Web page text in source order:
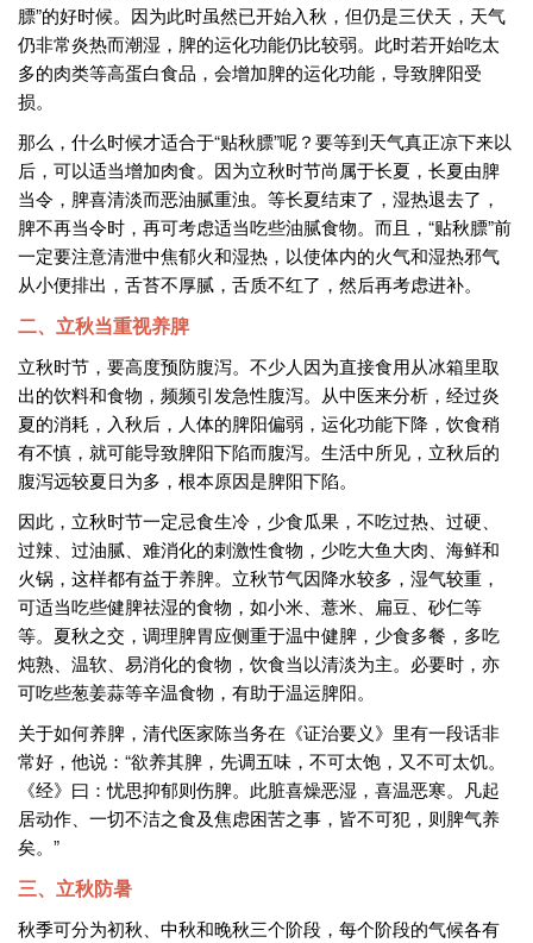
膘”的好时候。因为此时虽然已开始入秋，但仍是三伏天，天气
仍非常炎热而潮湿，脾的运化功能仍比较弱。此时若开始吃太
多的肉类等高蛋白食品，会增加脾的运化功能，导致脾阳受
损。
那么，什么时候才适合于“贴秋膘”呢？要等到天气真正凉下来以
后，可以适当增加肉食。因为立秋时节尚属于长夏，长夏由脾
当令，脾喜清淡而恶油腻重浊。等长夏结束了，湿热退去了，
脾不再当令时，再可考虑适当吃些油腻食物。而且，“贴秋膘”前
一定要注意清泄中焦郁火和湿热，以使体内的火气和湿热邪气
从小便排出，舌苔不厚腻，舌质不红了，然后再考虑进补。
二、立秋当重视养脾​
立秋时节，要高度预防腹泻。不少人因为直接食用从冰箱里取
出的饮料和食物，频频引发急性腹泻。从中医来分析，经过炎
夏的消耗，入秋后，人体的脾阳偏弱，运化功能下降，饮食稍
有不慎，就可能导致脾阳下陷而腹泻。生活中所见，立秋后的
腹泻远较夏日为多，根本原因是脾阳下陷。
因此，立秋时节一定忌食生冷，少食瓜果，不吃过热、过硬、
过辣、过油腻、难消化的刺激性食物，少吃大鱼大肉、海鲜和
火锅，这样都有益于养脾。立秋节气因降水较多，湿气较重，
可适当吃些健脾祛湿的食物，如小米、薏米、扁豆、砂仁等
等。夏秋之交，调理脾胃应侧重于温中健脾，少食多餐，多吃
炖熟、温软、易消化的食物，饮食当以清淡为主。必要时，亦
可吃些葱姜蒜等辛温食物，有助于温运脾阳。
关于如何养脾，清代医家陈当务在《证治要义》里有一段话非
常好，他说：“欲养其脾，先调五味，不可太饱，又不可太饥。
《经》曰：忧思抑郁则伤脾。此脏喜燥恶湿，喜温恶寒。凡起
居动作、一切不洁之食及焦虑困苦之事，皆不可犯，则脾气养
矣。”
三、立秋防暑
秋季可分为初秋、中秋和晚秋三个阶段，每个阶段的气候各有